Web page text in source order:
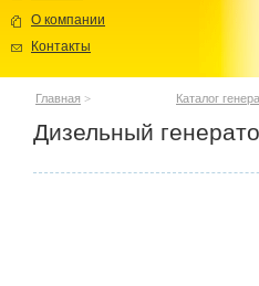
О компании
Контакты
Главная > Каталог
Дизельный